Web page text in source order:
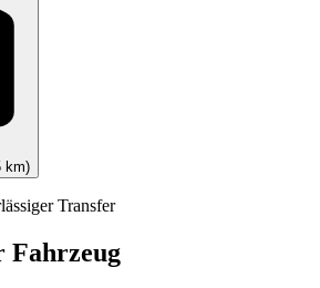
km)
Transfer
Fahrzeug